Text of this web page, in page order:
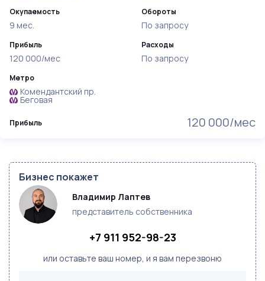
Прибыль 120 000/мес
Окупаемость
9 мес.
Прибыль
120 000/мес
Обороты
По запросу
Расходы
По запросу
Метро
Комендантский пр.
Беговая
Бизнес покажет
Владимир Лаптев
представитель собственника
+7 911 952-98-23
или оставьте ваш номер, и я вам перезвоню